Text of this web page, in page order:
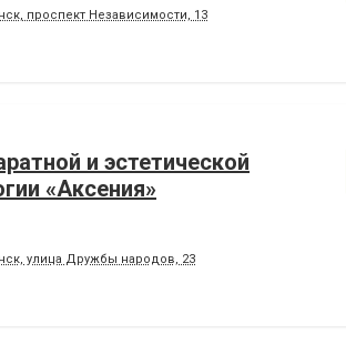
проспект Независимости, 13
и эстетической
«Аксения»
улица Дружбы народов, 23